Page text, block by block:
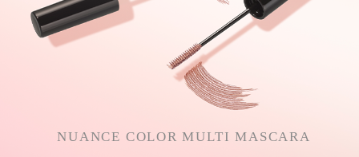
NUANCE COLOR MULTI MASCARA